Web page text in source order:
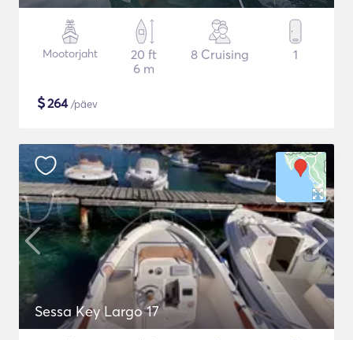
Mootorjaht
20 ft
6 m
8 Cruising 1
$264/päev
Sessa Key Largo 17